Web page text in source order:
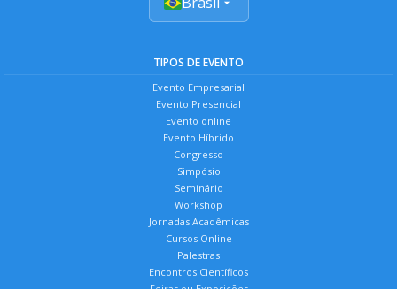
TIPOS DE EVENTO
Evento Empresarial
Evento Presencial
Evento online
Evento Híbrido
Congresso
Simpósio
Seminário
Workshop
Jornadas Acadêmicas
Cursos Online
Palestras
Encontros Científicos